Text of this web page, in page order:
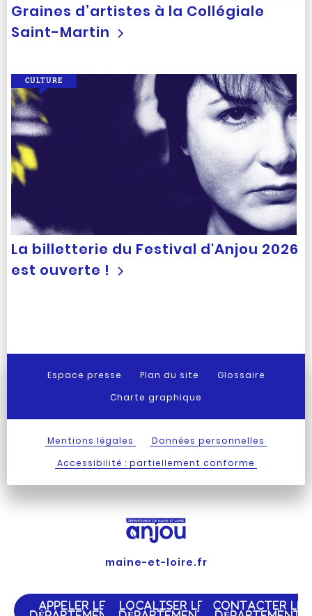
Graines d’artistes à la Collégiale
Saint-Martin
La billetterie du Festival d'Anjou 2026
est ouverte !
CULTURE
Espace presse Plan du site
Glossaire
Charte graphique
Mentions légales
Données personnelles
Accessibilité : partiellement conforme
maine-et-loire.fr
APPELER LE
LOCALISER LE
CONTACTER LE